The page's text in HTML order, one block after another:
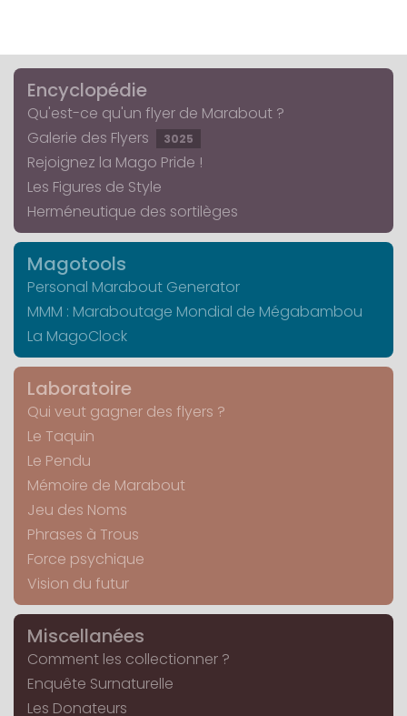
Encyclopédie
Qu'est-ce qu'un flyer de Marabout ?
Galerie des Flyers
3025
Rejoignez la Mago Pride !
Les Figures de Style
Herméneutique des sortilèges
Magotools
Personal Marabout Generator
MMM : Maraboutage Mondial de Mégabambou
La MagoClock
Laboratoire
Qui veut gagner des flyers ?
Le Taquin
Le Pendu
Mémoire de Marabout
Jeu des Noms
Phrases à Trous
Force psychique
Vision du futur
Miscellanées
Comment les collectionner ?
Enquête Surnaturelle
Les Donateurs